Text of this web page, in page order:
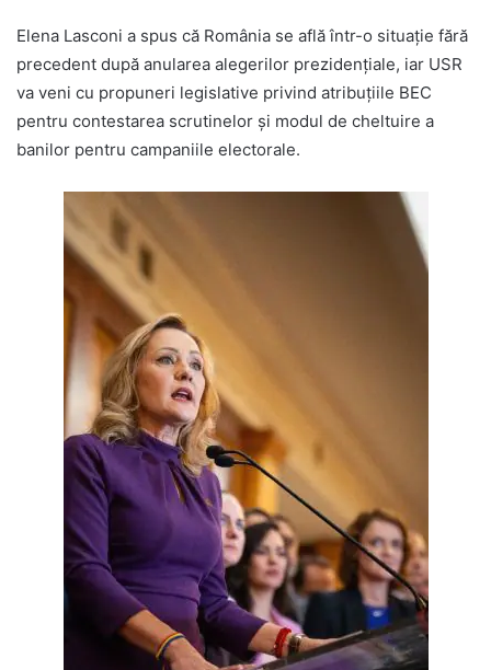
Elena Lasconi a spus că România se află într-o situație fără
precedent după anularea alegerilor prezidențiale, iar USR
va veni cu propuneri legislative privind atribuțiile BEC
pentru contestarea scrutinelor și modul de cheltuire a
banilor pentru campaniile electorale.